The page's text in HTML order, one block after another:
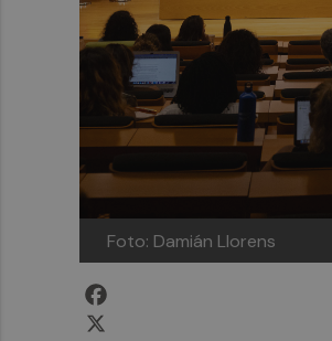
Foto: Damián Llorens